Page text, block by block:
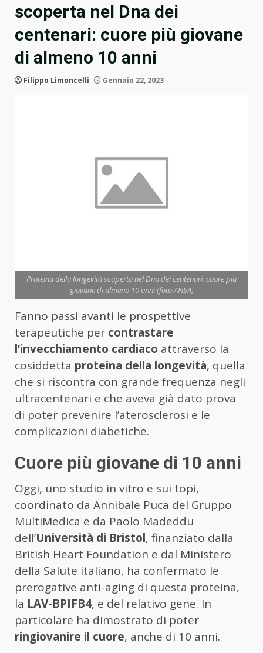
scoperta nel Dna dei
centenari: cuore più giovane
di almeno 10 anni
Filippo Limoncelli Gennaio 22, 2023
Proteina della longevità scoperta nel Dna dei centenari: cuore più
giovane di almeno 10 anni (foto ANSA)
Fanno passi avanti le prospettive
terapeutiche per contrastare
l’invecchiamento cardiaco attraverso la
cosiddetta proteina della longevità, quella
che si riscontra con grande frequenza negli
ultracentenari e che aveva già dato prova
di poter prevenire l’aterosclerosi e le
complicazioni diabetiche.
Cuore più giovane di 10 anni
Oggi, uno studio in vitro e sui topi,
coordinato da Annibale Puca del Gruppo
MultiMedica e da Paolo Madeddu
dell’Università di Bristol, finanziato dalla
British Heart Foundation e dal Ministero
della Salute italiano, ha confermato le
prerogative anti-aging di questa proteina,
la LAV-BPIFB4, e del relativo gene. In
particolare ha dimostrato di poter
ringiovanire il cuore, anche di 10 anni.